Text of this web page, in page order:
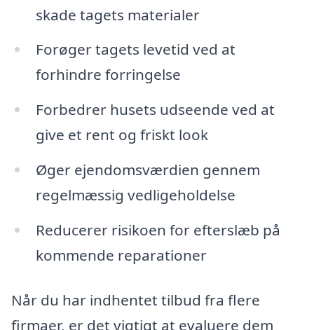
skade tagets materialer
Forøger tagets levetid ved at
forhindre forringelse
Forbedrer husets udseende ved at
give et rent og friskt look
Øger ejendomsværdien gennem
regelmæssig vedligeholdelse
Reducerer risikoen for efterslæb på
kommende reparationer
Når du har indhentet tilbud fra flere
firmaer, er det vigtigt at evaluere dem